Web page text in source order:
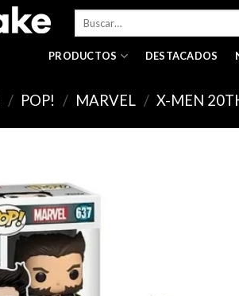
Buscar
PRODUCTOS DESTACADOS
/ POP! / MARVEL / X-MEN